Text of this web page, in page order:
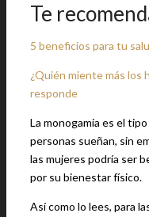
Te
5 beneficios para tu
¿Quién miente más los
responde
La monogamia es el
personas sueñan, sin
las mujeres podría ser
por su bienestar físico.
Así como lo lees, para